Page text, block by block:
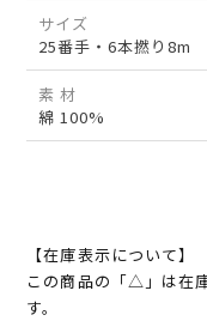
サイズ
25番手・6本撚り8m
素 材
綿 100%
【在庫表示について】
この商品の「△」は在
す。